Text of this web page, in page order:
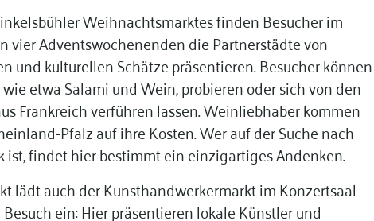
Weihnachtsmarktes finden Besucher im
vier Adventswochenenden die Partnerstädte von
und kulturellen Schätze präsentieren. Besucher können
etwa Salami und Wein, probieren oder sich von den
Frankreich verführen lassen. Weinliebhaber kommen
Pfalz auf ihre Kosten. Wer auf der Suche nach
ist, findet hier bestimmt ein einzigartiges Andenken.
lädt auch der Kunsthandwerkermarkt im Konzertsaal
ein: Hier präsentieren lokale Künstler und